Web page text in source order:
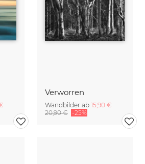
Verworren
Wandbilder ab 15,90 €
20,90 € -25%